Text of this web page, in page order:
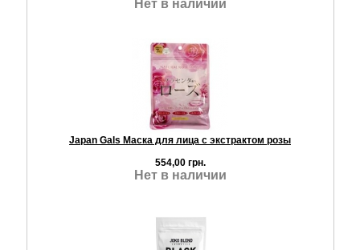
Нет в наличии
Japan Gals Маска для лица с экстрактом розы
554,00 грн.
Нет в наличии